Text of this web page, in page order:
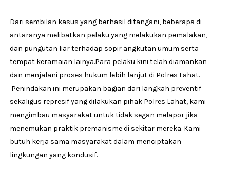
Dari sembilan kasus yang berhasil ditangani, beberapa di
antaranya melibatkan pelaku yang melakukan pemalakan,
dan pungutan liar terhadap sopir angkutan umum serta
tempat keramaian lainya.Para pelaku kini telah diamankan
dan menjalani proses hukum lebih lanjut di Polres Lahat.
Penindakan ini merupakan bagian dari langkah preventif
sekaligus represif yang dilakukan pihak Polres Lahat, kami
mengimbau masyarakat untuk tidak segan melapor jika
menemukan praktik premanisme di sekitar mereka. Kami
butuh kerja sama masyarakat dalam menciptakan
lingkungan yang kondusif.